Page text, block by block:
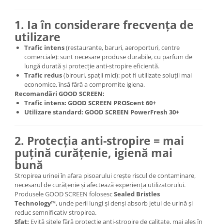
1. Ia în considerare frecvența de
utilizare
Trafic intens(restaurante, baruri, aeroporturi, centre
comerciale): sunt necesare produse durabile, cu parfum de
lungă durată și protecție anti-stropire eficientă.
Trafic redus(birouri, spații mici): pot fi utilizate soluții mai
economice, însă fără a compromite igiena.
Recomandări GOOD SCREEN:
Trafic intens: GOOD SCREEN PROScent 60+
Utilizare standard: GOOD SCREEN PowerFresh 30+
2. Protecția anti-stropire = mai
puțină curățenie, igienă mai
bună
Stropirea urinei în afara pisoarului crește riscul de contaminare,
necesarul de curățenie și afectează experiența utilizatorului.
Produsele GOOD SCREEN folosescSealed Bristles
Technology™, unde perii lungi și denși absorb jetul de urină și
reduc semnificativ stropirea.
Sfat: Evită sitele fără protecție anti-stropire de calitate, mai ales în